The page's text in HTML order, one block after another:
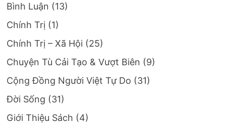
Bình Luận (13)
Chính Trị (1)
Chính Trị – Xã Hội (25)
Chuyện Tù Cải Tạo & Vượt Biên (9)
Cộng Đồng Người Việt Tự Do (31)
Đời Sống (31)
Giới Thiệu Sách (4)